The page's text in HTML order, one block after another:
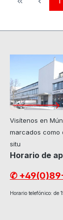
Visítenos en
marcados como
situ
Horario de
✆
Horario telefónico: de